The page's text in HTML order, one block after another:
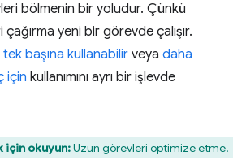
bölmenin bir yoludur. Çünkü
yeni bir görevde çalışır.
tek başına kullanabilir veya daha
için kullanımını ayrı bir işlevde
için okuyun:Uzun görevleri optimize etme.